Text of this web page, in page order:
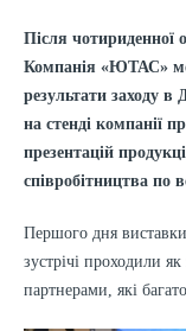
Після чотириденної
Компанія «ЮТАС»
результати заходу в
на стенді компанії
презентацій
співробітництва по
Першого дня
зустрічі проходили
партнерами, які